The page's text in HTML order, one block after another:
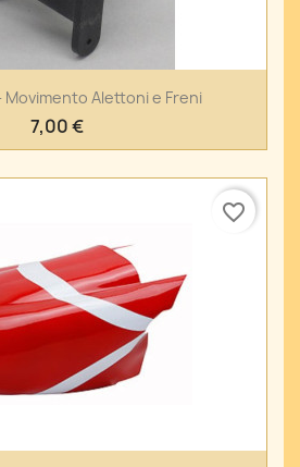
Movimento Alettoni e Freni
7,00 €
favorite_border